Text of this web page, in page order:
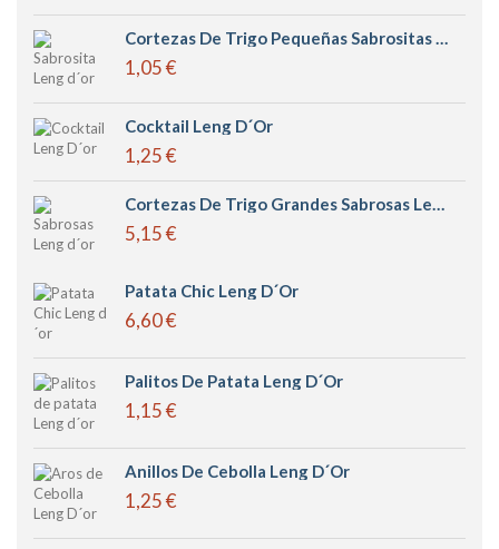
Cortezas De Trigo Pequeñas Sabrositas Leng D´or
1,05 €
Cocktail Leng D´or
1,25 €
Cortezas De Trigo Grandes Sabrosas Leng D´or
5,15 €
Patata Chic Leng D´or
6,60 €
Palitos De Patata Leng D´or
1,15 €
Anillos De Cebolla Leng D´or
1,25 €